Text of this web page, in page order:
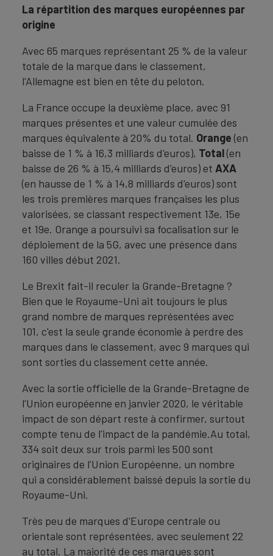
La répartition des marques européennes par
origine
Avec 65 marques représentant 25 % de la valeur
totale de la marque dans le classement,
l'Allemagne est bien en tête du peloton.
La France occupe la deuxième place, avec 91
marques présentes et une valeur cumulée des
marques équivalente à 20% du total. Orange (en
baisse de 1 % à 16,3 milliards d'euros), Total(en
baisse de 26 % à 15,4 milliards d'euros) et AXA
(en hausse de 1 % à 14,8 milliards d'euros) sont
les trois premières marques françaises les plus
valorisées, se classant respectivement 13e, 15e
et 19e. Orange a poursuivi sa focalisation sur le
déploiement de la 5G, avec une présence dans
160 villes début 2021.
Le Brexit fait-il reculer la Grande-Bretagne ?
Bien que le Royaume-Uni ait toujours le plus
grand nombre de marques représentées avec
101, c'est la seule grande économie à perdre des
marques dans le classement, avec 9 marques qui
sont sorties du classement cette année.
Avec la sortie officielle de la Grande-Bretagne de
l'Union européenne en janvier 2020, le véritable
impact de son départ reste à confirmer, surtout
compte tenu de l'impact de la pandémie.Au total,
334 soit deux sur trois parmi les 500 sont
originaires de l'Union Européenne, un nombre
qui a considérablement baissé depuis la sortie du
Royaume-Uni.
Très peu de marques d'Europe centrale ou
orientale sont représentées, avec seulement 22
au total. La majorité de ces marques sont